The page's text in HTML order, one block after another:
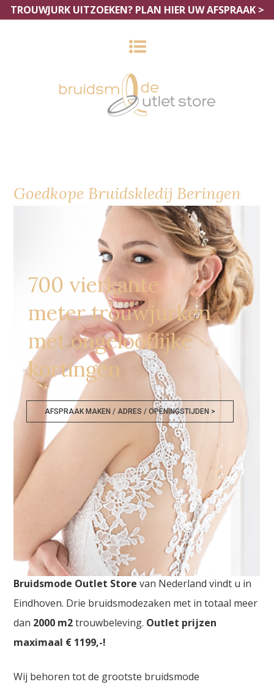
TROUWJURK UITZOEKEN? PLAN HIER UW AFSPRAAK >
Goedkope Bruidskledij Beringen
700 vierkante
meter trouwjurken
met ongelooflijke
kortingen
AFSPRAAK MAKEN / ADRES / OPENINGSTIJDEN >
Goedkope Bruidskledij Beringen
Goedkope Bruidskledij Beringen. Degrootste
Bruidsmode Outlet Store van Nederland vindt u in
Eindhoven. Drie bruidsmodezaken met in totaal meer
dan 2000 m2trouwbeleving. Outlet prijzen
maximaal € 1199,-!
Wij behoren tot de grootste bruidsmode